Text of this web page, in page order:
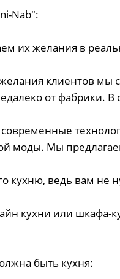
Nab":
их желания в
клиентов
от фабрики.
Мы
ведь вам не
кухни или
быть кухня: